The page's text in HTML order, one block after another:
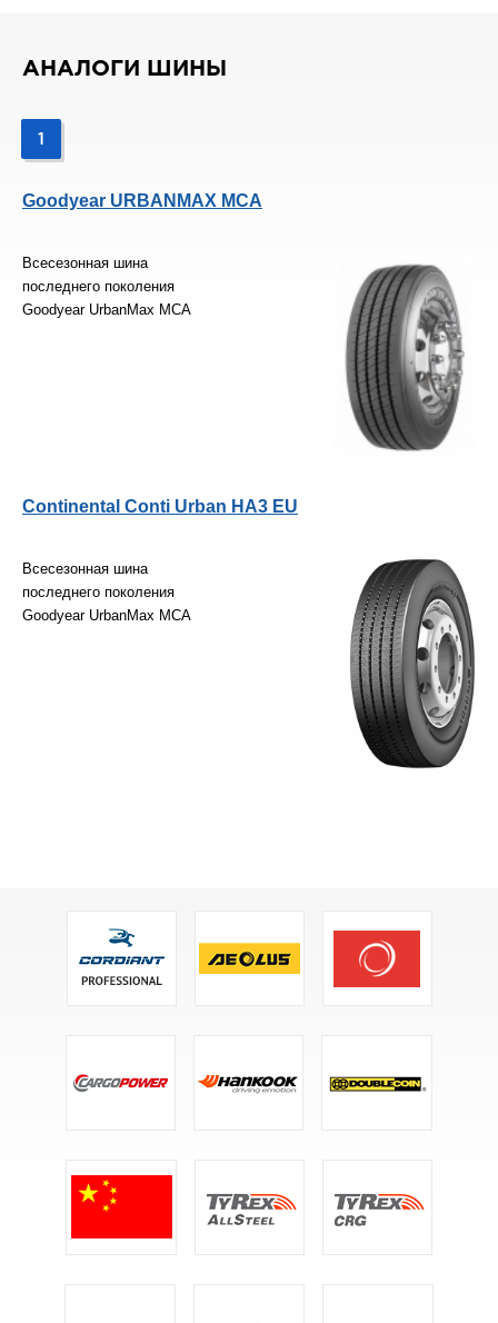
АНАЛОГИ ШИНЫ
1
Goodyear URBANMAX MCA
Всесезонная шина
последнего поколения
Goodyear UrbanMax MCA
Continental Conti Urban HA3 EU
Всесезонная шина
последнего поколения
Goodyear UrbanMax MCA